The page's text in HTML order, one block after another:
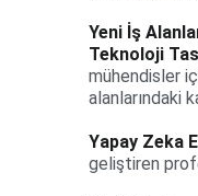
Yeni İş
Teknoloji
mühendisler
alanlarındaki
Yapay Zeka
geliştiren